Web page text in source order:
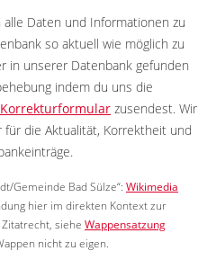
alle Daten und Informationen zu
so aktuell wie möglich zu
in unserer Datenbank gefunden
indem du uns die
Korrekturformular zusendest. Wir
die Aktualität, Korrektheit und
Gemeinde Bad Sülze“: Wikimedia
hier im direkten Kontext zur
siehe Wappensatzung
nicht zu eigen.